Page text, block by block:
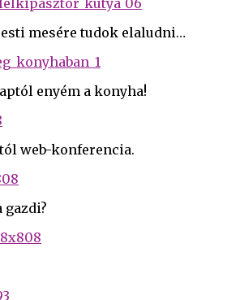
mesére tudok elaludni…
enyém a konyha!
web-konferencia.
gazdi?